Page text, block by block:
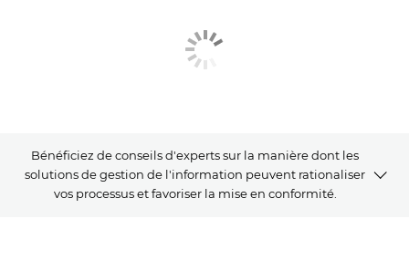
Bénéficiez de conseils d'experts sur la manière dont les
solutions de gestion de l'information peuvent rationaliser
vos processus et favoriser la mise en conformité.